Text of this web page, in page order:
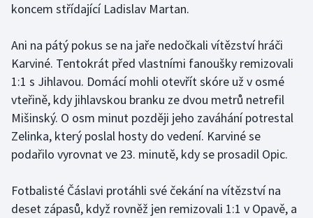
Krasobruslení
Lezení
Lyže a snowboard
Moderní pětiboj
Motorsport
Parasport
koncem střídající Ladislav Martan.
Ani na pátý pokus se na jaře nedočkali vítězství hráči
Karviné. Tentokrát před vlastními fanoušky remizovali
1:1 s Jihlavou. Domácí mohli otevřít skóre už v osmé
vteřině, kdy jihlavskou branku ze dvou metrů netrefil
Mišinský. O osm minut později jeho zaváhání potrestal
Zelinka, který poslal hosty do vedení. Karviné se
podařilo vyrovnat ve 23. minutě, kdy se prosadil Opic.
Fotbalisté Čáslavi protáhli své čekání na vítězství na
deset zápasů, když rovněž jen remizovali 1:1 v Opavě, a